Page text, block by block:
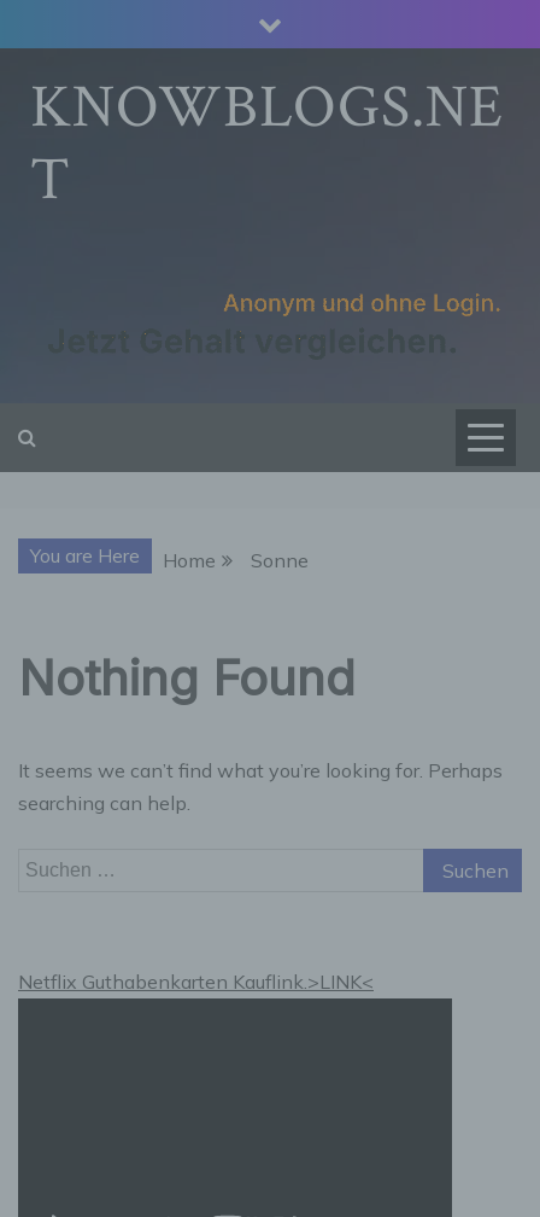
to
contentKNOWBLOGS.NE
T
You are Here Home Sonne
Nothing Found
It seems we can’t find what you’re looking for. Perhaps
searching can help.
Suchen
Netflix Guthabenkarten Kauflink.>LINK<